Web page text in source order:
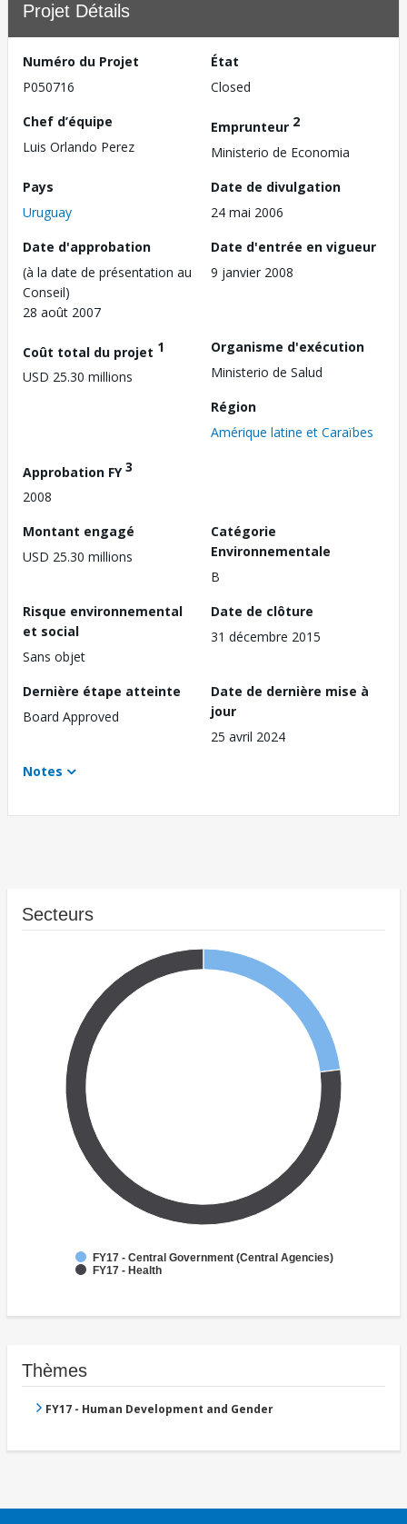
Projet Détails
Numéro du Projet
P050716
État
Closed
Chef d’équipe
Luis Orlando Perez
Emprunteur 2
Ministerio de Economia
Pays
Uruguay
Date de divulgation
24 mai 2006
Date d'approbation
(à la date de présentation au
Conseil)
28 août 2007
Date d'entrée en vigueur
9 janvier 2008
Coût total du projet 1
USD 25.30 millions
Organisme d'exécution
Ministerio de Salud
Région
Amérique latine et Caraïbes
Approbation FY3
2008
Montant engagé
USD 25.30 millions
Catégorie
Environnementale
B
Risque environnemental
et social
Sans objet
Date de clôture
31 décembre 2015
Dernière étape atteinte
Board Approved
Date de dernière mise à
jour
25 avril 2024
Notes
Secteurs
FY17 - Central Government (Central Agencies)
FY17 - Health
Thèmes
FY17 - Human Development and Gender